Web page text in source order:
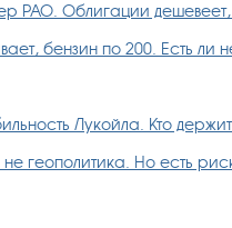
РАО. Облигации дешевеет,
бензин по 200. Есть ли
Лукойла. Кто
геополитика. Но есть